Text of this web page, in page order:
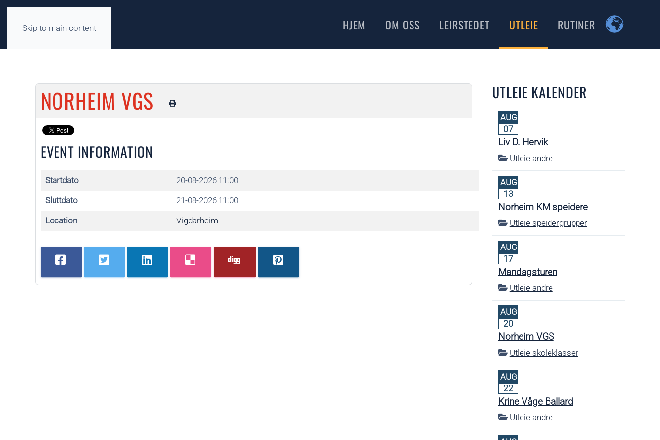
Skip to main content HJEM OM OSS LEIRSTEDET UTLEIE RUTINER
NORHEIM VGS
EVENT INFORMATION
Startdato 20-08-2026 11:00
Sluttdato 21-08-2026 11:00
Location Vigdarheim
UTLEIE KALENDER
AUG
07
Liv D. Hervik
Utleie andre
AUG
13
Norheim KM speidere
Utleie speidergrupper
AUG
17
Mandagsturen
Utleie andre
AUG
20
Norheim VGS
Utleie skoleklasser
AUG
22
Krine Våge Ballard
Utleie andre